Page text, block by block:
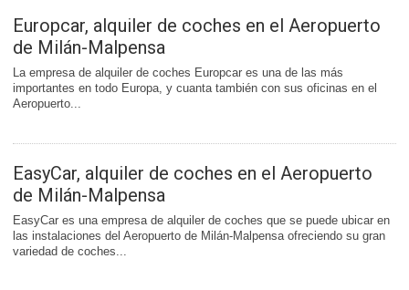
Europcar, alquiler de coches en el Aeropuerto
de Milán-Malpensa
La empresa de alquiler de coches Europcar es una de las más
importantes en todo Europa, y cuanta también con sus oficinas en el
Aeropuerto...
EasyCar, alquiler de coches en el Aeropuerto
de Milán-Malpensa
EasyCar es una empresa de alquiler de coches que se puede ubicar en
las instalaciones del Aeropuerto de Milán-Malpensa ofreciendo su gran
variedad de coches...